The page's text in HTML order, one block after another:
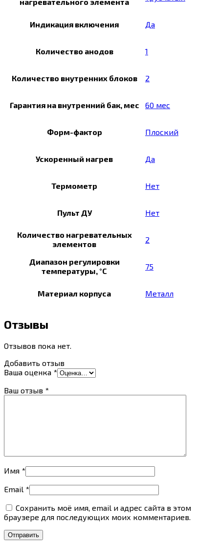
Индикация включения Да
Количество анодов 1
Количество внутренних блоков 2
Гарантия на внутренний бак, мес 60 мес
Форм-фактор Плоский
Ускоренный нагрев Да
Термометр Нет
Пульт ДУ Нет
Количество нагревательных
элементов
2
Диапазон регулировки
температуры, °С
75
Материал корпуса Металл
Отзывы
Отзывов пока нет.
Добавить отзыв
Ваша оценка *
Ваш отзыв *
Имя *
Email *
Сохранить моё имя, email и адрес сайта в этом
браузере для последующих моих комментариев.